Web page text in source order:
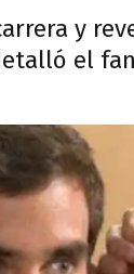
y
el